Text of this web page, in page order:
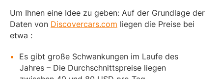
Um Ihnen eine Idee zu geben: Auf der Grundlage der
Daten von Discovercars.com liegen die Preise bei
etwa :
Es gibt große Schwankungen im Laufe des
Jahres – Die Durchschnittspreise liegen